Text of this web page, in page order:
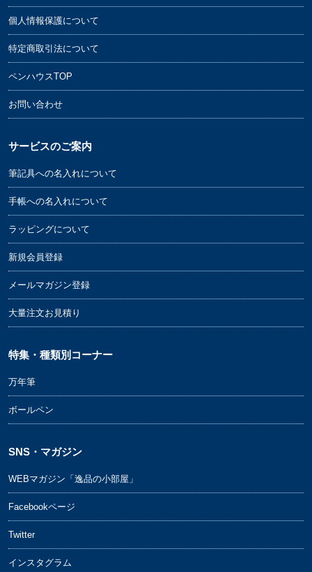
個人情報保護について
特定商取引法について
ペンハウスTOP
お問い合わせ
サービスのご案内
筆記具への名入れについて
手帳への名入れについて
ラッピングについて
新規会員登録
メールマガジン登録
大量注文お見積り
特集・種類別コーナー
万年筆
ボールペン
SNS・マガジン
WEBマガジン「逸品の小部屋」
Facebookページ
Twitter
インスタグラム